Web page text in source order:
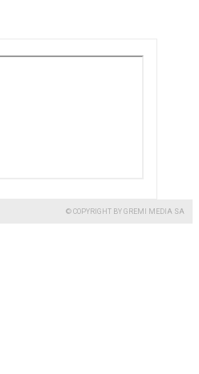
© COPYRIGHT BY GREMI MEDIA SA